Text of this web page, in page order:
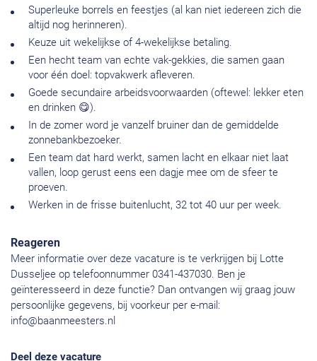
Superleuke borrels en feestjes (al kan niet iedereen zich die
altijd nog herinneren).
Keuze uit wekelijkse of 4-wekelijkse betaling.
Een hecht team van echte vak-gekkies, die samen gaan
voor één doel: topvakwerk afleveren.
Goede secundaire arbeidsvoorwaarden (oftewel: lekker eten
en drinken 😋).
In de zomer word je vanzelf bruiner dan de gemiddelde
zonnebankbezoeker.
Een team dat hard werkt, samen lacht en elkaar niet laat
vallen, loop gerust eens een dagje mee om de sfeer te
proeven.
Werken in de frisse buitenlucht, 32 tot 40 uur per week.
Reageren
Meer informatie over deze vacature is te verkrijgen bij Lotte
Dusseljee op telefoonnummer 0341-437030. Ben je
geïnteresseerd in deze functie? Dan ontvangen wij graag jouw
persoonlijke gegevens, bij voorkeur per e-mail:
info@baanmeesters.nl
Deel deze vacature